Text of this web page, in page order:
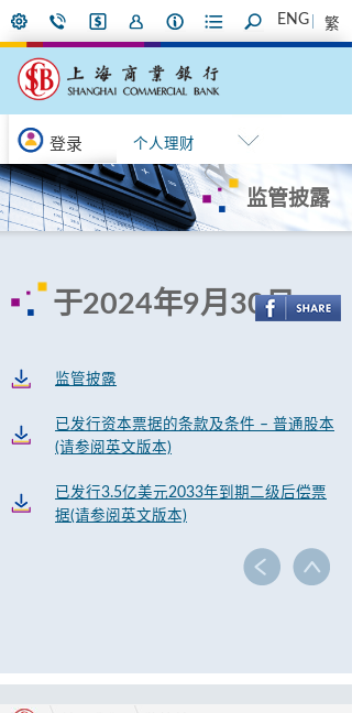
ENG 繁
登录 个人理财
监管披露
于2024年9月30日
监管披露
已发行资本票据的条款及条件 – 普通股本
(请参阅英文版本)
已发行3.5亿美元2033年到期二级后偿票
据(请参阅英文版本)